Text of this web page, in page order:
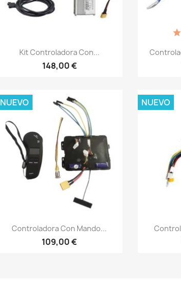
Vista rápida
Kit Controladora Con...
148,00 €
Vista rápida
Controladora Con Mando...
109,00 €
NUEVO NUEVO